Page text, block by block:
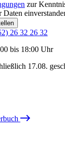
zur
26 32 26 32
bis 18:00 Uhr
17.08.